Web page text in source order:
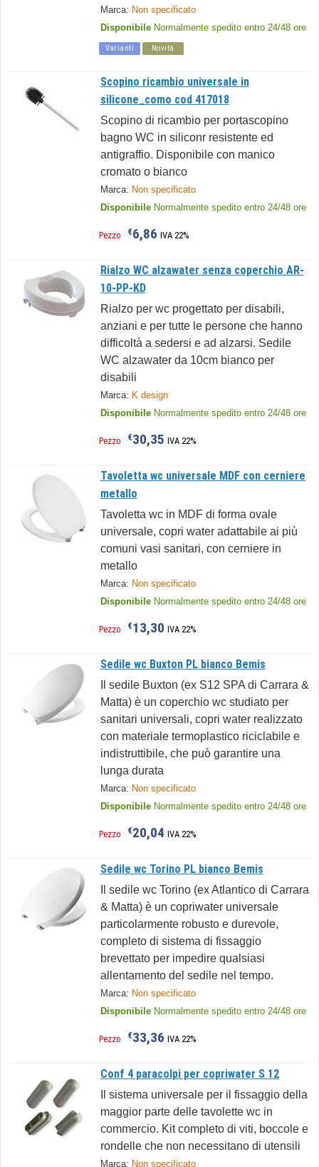
Marca: Non specificato
Disponibile Normalmente spedito entro 24/48 ore
Varianti Novità
Scopino ricambio universale in
silicone_como cod 417018
Scopino di ricambio per portascopino
bagno WC in siliconr resistente ed
antigraffio. Disponibile con manico
cromato o bianco
Marca: Non specificato
Disponibile Normalmente spedito entro 24/48 ore
Pezzo €6,86 IVA 22%
Rialzo WC alzawater senza coperchio AR-
10-PP-KD
Rialzo per wc progettato per disabili,
anziani e per tutte le persone che hanno
difficoltà a sedersi e ad alzarsi. Sedile
WC alzawater da 10cm bianco per
disabili
Marca: K design
Disponibile Normalmente spedito entro 24/48 ore
Pezzo €30,35 IVA 22%
Tavoletta wc universale MDF con cerniere
metallo
Tavoletta wc in MDF di forma ovale
universale, copri water adattabile ai più
comuni vasi sanitari, con cerniere in
metallo
Marca: Non specificato
Disponibile Normalmente spedito entro 24/48 ore
Pezzo €13,30 IVA 22%
Sedile wc Buxton PL bianco Bemis
Il sedile Buxton (ex S12 SPA di Carrara &
Matta) è un coperchio wc studiato per
sanitari universali, copri water realizzato
con materiale termoplastico riciclabile e
indistruttibile, che può garantire una
lunga durata
Marca: Non specificato
Disponibile Normalmente spedito entro 24/48 ore
Pezzo €20,04 IVA 22%
Sedile wc Torino PL bianco Bemis
Il sedile wc Torino (ex Atlantico di Carrara
& Matta) è un copriwater universale
particolarmente robusto e durevole,
completo di sistema di fissaggio
brevettato per impedire qualsiasi
allentamento del sedile nel tempo.
Marca: Non specificato
Disponibile Normalmente spedito entro 24/48 ore
Pezzo €33,36 IVA 22%
Conf 4 paracolpi per copriwater S 12
Il sistema universale per il fissaggio della
maggior parte delle tavolette wc in
commercio. Kit completo di viti, boccole e
rondelle che non necessitano di utensili
Marca: Non specificato